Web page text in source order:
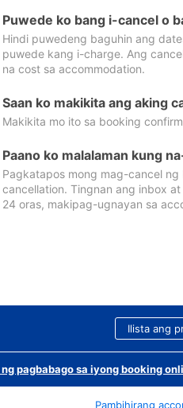
Puwede ko bang i-cancel o
Hindi puwedeng baguhin ang
puwede kang i-charge. Ang
na cost sa accommodation.
Saan ko makikita ang aking
Makikita mo ito sa booking
Paano ko malalaman kung
Pagkatapos mong mag-cancel
cancellation. Tingnan ang inbox
24 oras, makipag-ugnayan sa
Ilista ang
pagbabago sa iyong booking
Pambihirang